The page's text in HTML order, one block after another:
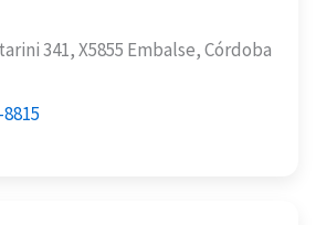
341, X5855 Embalse, Córdoba